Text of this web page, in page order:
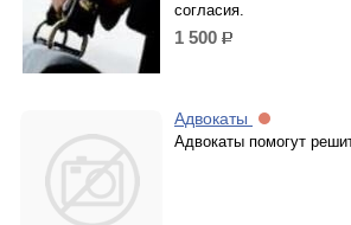
согласия.
1 500 р.
Адвокаты
Адвокаты помогут